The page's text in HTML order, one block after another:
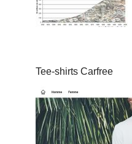
Tee-shirts Carfree